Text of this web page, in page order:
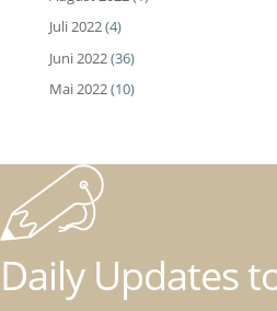
Juli 2022(4)
Juni 2022(36)
Mai 2022(10)
Daily Updates